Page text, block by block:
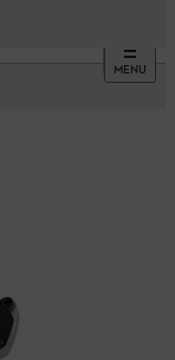
MENU